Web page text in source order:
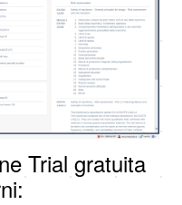
Trial gratuita